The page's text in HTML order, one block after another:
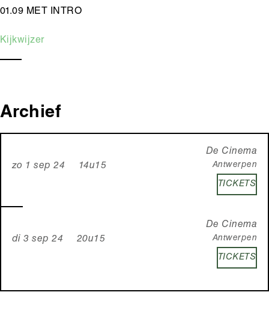
01.09 MET INTRO
Kijkwijzer
Archief
zo 1 sep 24 14u15
De Cinema
Antwerpen
TICKETS
di 3 sep 24 20u15
De Cinema
Antwerpen
TICKETS